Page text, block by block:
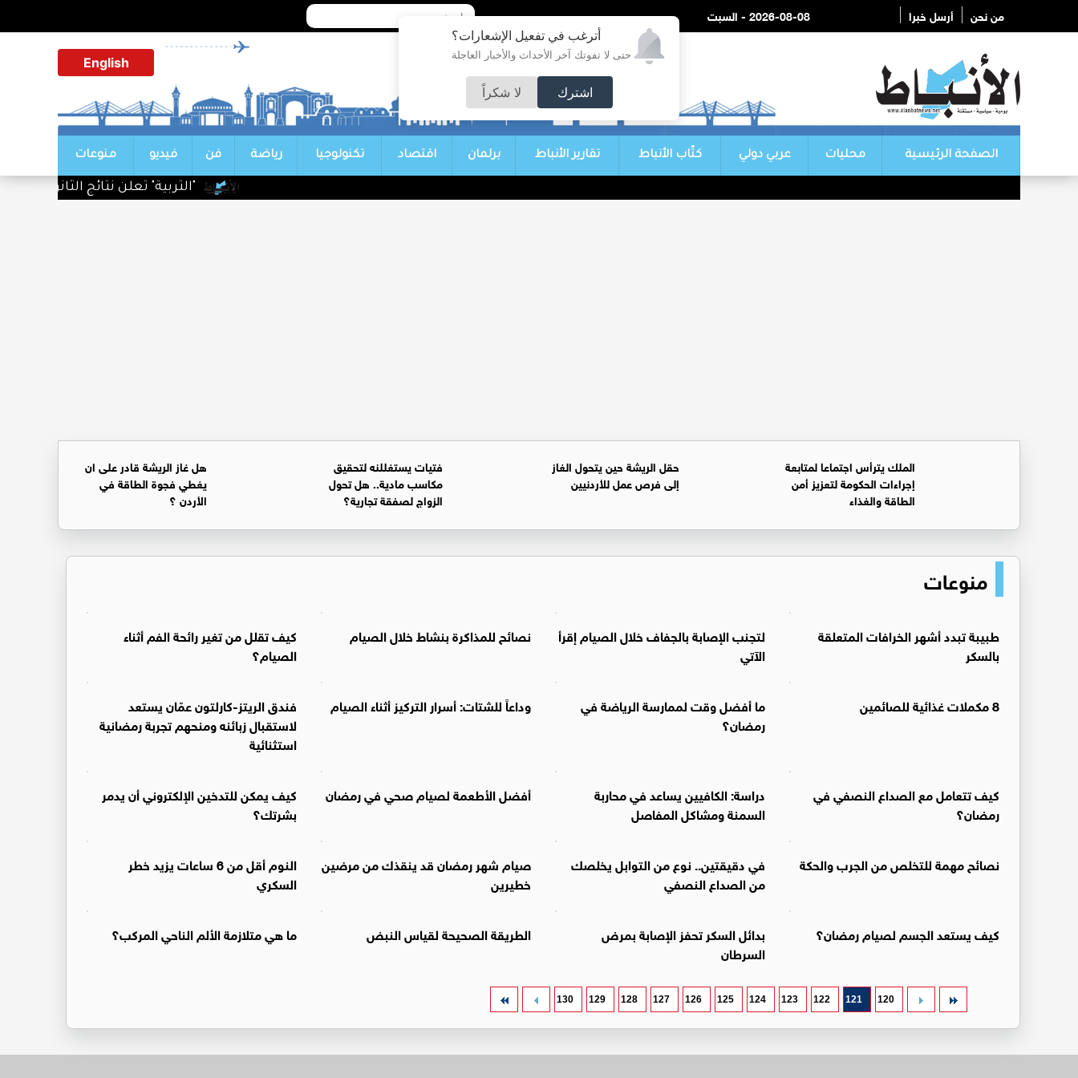
أترغب في تفعيل الإشعارات؟
حتى لا تفوتك آخر الأحداث والأخبار العاجلة
اشترك لا شكراً
من نحن أرسل خبرا 2026-08-08 - السبت
English
الصفحة الرئيسية محليات عربي دولي كتّاب الأنباط تقارير الأنباط برلمان اقتصاد تكنولوجيا رياضة فن فيديو منوعات
"التربية" تعلن نتائج الثانوية
الملك يترأس اجتماعا لمتابعة
إجراءات الحكومة لتعزيز أمن
الطاقة والغذاء
حقل الريشة حين يتحول الغاز
إلى فرص عمل للأردنيين
فتيات يستغللنه لتحقيق
مكاسب مادية.. هل تحول
الزواج لصفقة تجارية؟
هل غاز الريشة قادر على ان
يغطي فجوة الطاقة في
الأردن ؟
منوعات
طبيبة تبدد أشهر الخرافات المتعلقة
بالسكر
لتجنب الإصابة بالجفاف خلال الصيام إقرأ
الآتي
نصائح للمذاكرة بنشاط خلال الصيام
كيف تقلل من تغير رائحة الفم أثناء
الصيام؟
8 مكملات غذائية للصائمين
ما أفضل وقت لممارسة الرياضة في
رمضان؟
وداعاً للشتات: أسرار التركيز أثناء الصيام
فندق الريتز-كارلتون عمّان يستعد
لاستقبال زبائنه ومنحهم تجربة رمضانية
استثنائية
كيف تتعامل مع الصداع النصفي في
رمضان؟
دراسة: الكافيين يساعد في محاربة
السمنة ومشاكل المفاصل
أفضل الأطعمة لصيام صحي في رمضان
كيف يمكن للتدخين الإلكتروني أن يدمر
بشرتك؟
نصائح مهمة للتخلص من الجرب والحكة
في دقيقتين.. نوع من التوابل يخلصك
من الصداع النصفي
صيام شهر رمضان قد ينقذك من مرضين
خطيرين
النوم أقل من 6 ساعات يزيد خطر
السكري
كيف يستعد الجسم لصيام رمضان؟
بدائل السكر تحفز الإصابة بمرض
السرطان
الطريقة الصحيحة لقياس النبض ما هي متلازمة الألم الناحي المركب؟
120
121
122
123
124
125
126
127
128
129
130